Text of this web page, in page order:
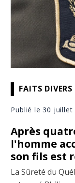
FAITS
Publié le 30 juillet
Après
l'homme
son fils est
La Sûreté du